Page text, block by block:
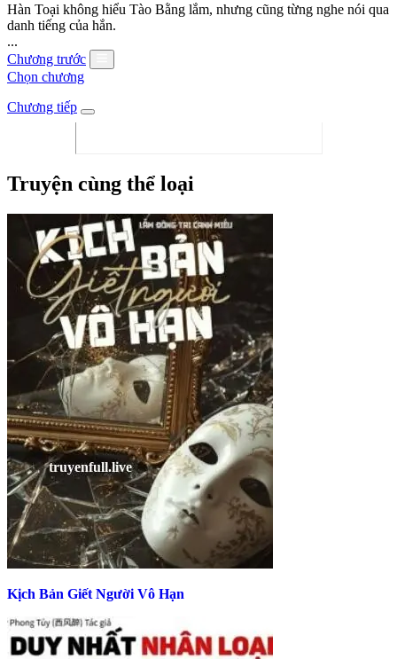
Hàn Toại không hiểu Tào Bằng lắm, nhưng cũng từng nghe nói qua
danh tiếng của hắn.
...
Chương trước
Chọn chương
Chương tiếp
Truyện cùng thể loại
Kịch Bản Giết Người Vô Hạn